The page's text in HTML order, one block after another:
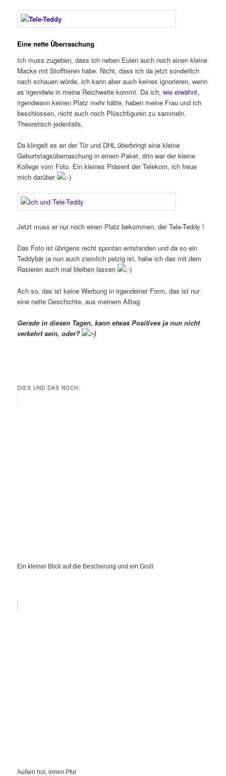
Eine nette Überraschung
Ich muss zugeben, dass ich neben Eulen auch noch einen kleine
Macke mit Stofftieren habe. Nicht, dass ich da jetzt sonderlich
nach schauen würde, ich kann aber auch keines ignorieren, wenn
es irgendwie in meine Reichweite kommt. Da ich,wie erwähnt,
irgendwann keinen Platz mehr hätte, haben meine Frau und ich
beschlossen, nicht auch noch Plüschfiguren zu sammeln.
Theoretisch jedenfalls.
Da klingelt es an der Tür und DHL überbringt eine kleine
Geburtstagsüberraschung in einem Paket, drin war der kleine
Kollege vom Foto. Ein kleines Präsent der Telekom, ich freue
mich darüber
Jetzt muss er nur noch einen Platz bekommen, der Tele-Teddy !
Das Foto ist übrigens recht spontan entstanden und da so ein
Teddybär ja nun auch ziemlich pelzig ist, habe ich das mit dem
Rasieren auch mal bleiben lassen
Ach so, das ist keine Werbung in irgendeiner Form, das ist nur
eine nette Geschichte, aus meinem Alltag.
Gerade in diesen Tagen, kann etwas Positives ja nun nicht
verkehrt sein, oder?
DIES UND DAS NOCH:
Ein kleiner Blick auf die Bescherung und ein Gruß
Außen hui, innen Pfui